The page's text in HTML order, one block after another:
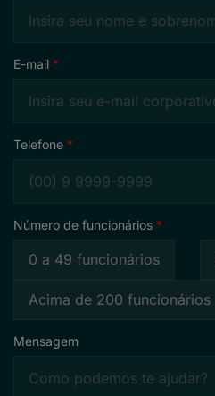
E-mail
Telefone
Número de funcionários
0 a 49 funcionários
Acima de 200 funcionários
Mensagem